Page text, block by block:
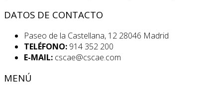
DATOS DE CONTACTO
Paseo de la Castellana, 12 28046 Madrid
TELÉFONO: 914 352 200
E-MAIL: cscae@cscae.com
MENÚ